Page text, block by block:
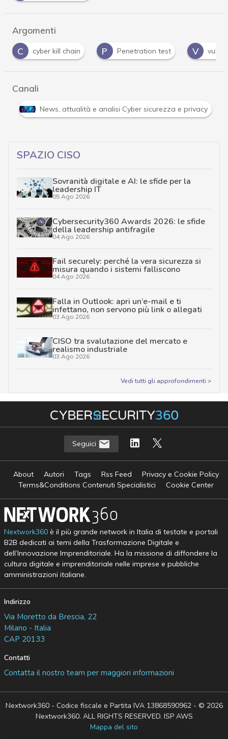
Argomenti
kill chain P Penetration test V vulnerabilità
Canali
Attacchi hacker e Malware: le ultime news in tempo
SPAZIO CISO
Sovranità digitale e AI: le sfide per la
leadership IT
05 Ago 2026
Cybersecurity360 Awards 2026: le sfide
della leadership antifragile
04 Ago 2026
Fail securely: perché la vera sicurezza si
misura quando i sistemi falliscono
04 Ago 2026
Falla in Outlook: apri un’e-mail e ti
infettano, non servono più link o allegati
03 Ago 2026
CISO tra svalutazione del mercato e
realismo industriale
03 Ago 2026
Vedi tutti gli approfondimenti >
Seguici
About Autori Tags Rss Feed
Privacy e Cookie Policy
Terms&Conditions Contenuti Specialistici
Cookie Center
Nextwork360è il più grande network in Italia di testate e portali
B2B dedicati ai temi della Trasformazione Digitale e
dell’Innovazione Imprenditoriale. Ha la missione di diffondere la
cultura digitale e imprenditoriale nelle imprese e pubbliche
amministrazioni italiane.
Indirizzo
Via Moretto da Brescia, 22
Milano - Italia
CAP 20133
Contatti
Contatta il nostro team per maggiori informazioni
Nextwork360 - Codice fiscale e Partita IVA 13868590962 - © 2026
Nextwork360. ALL RIGHTS RESERVED. ISP AWS
Mappa del sito